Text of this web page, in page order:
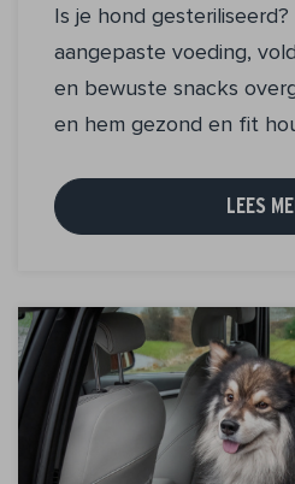
Is je hond
aangepaste voeding,
en bewuste snacks
en hem gezond en fit
LEES